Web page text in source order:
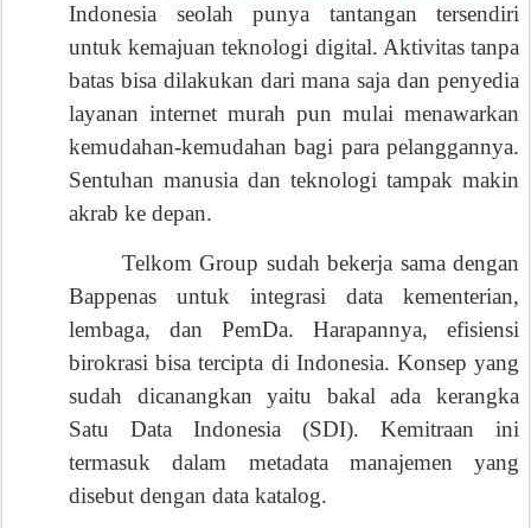
Indonesia seolah punya tantangan tersendiri
untuk kemajuan teknologi digital. Aktivitas tanpa
batas bisa dilakukan dari mana saja dan penyedia
layanan internet murah pun mulai menawarkan
kemudahan-kemudahan bagi para pelanggannya.
Sentuhan manusia dan teknologi tampak makin
akrab ke depan.
Telkom Group sudah bekerja sama dengan
Bappenas untuk integrasi data kementerian,
lembaga, dan PemDa. Harapannya, efisiensi
birokrasi bisa tercipta di Indonesia. Konsep yang
sudah dicanangkan yaitu bakal ada kerangka
Satu Data Indonesia (SDI). Kemitraan ini
termasuk dalam metadata manajemen yang
disebut dengan data katalog.